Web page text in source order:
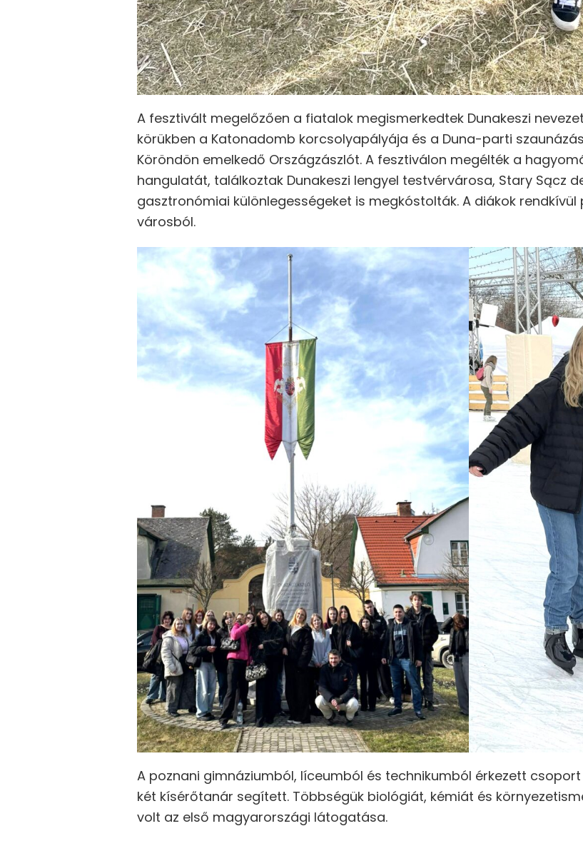
A fesztivált megelőzően a fiatalok megismerkedtek Dunakeszi
körükben a Katonadomb korcsolyapályája és a Duna-parti
Köröndön emelkedő Országzászlót. A fesztiválon megélték a
hangulatát, találkoztak Dunakeszi lengyel testvérvárosa, Stary Sącz
gasztronómiai különlegességeket is megkóstolták. A diákok
városból.
A poznani gimnáziumból, líceumból és technikumból érkezett
két kísérőtanár segített. Többségük biológiát, kémiát és
volt az első magyarországi látogatása.